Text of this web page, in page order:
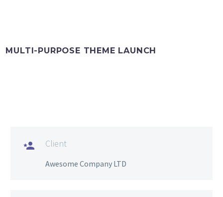
MULTI-PURPOSE THEME LAUNCH
 Client
Awesome Company LTD